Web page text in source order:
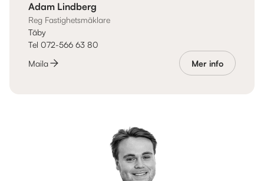
Adam Lindberg
Reg Fastighetsmäklare
Täby
Tel 072-566 63 80
Maila
Mer info